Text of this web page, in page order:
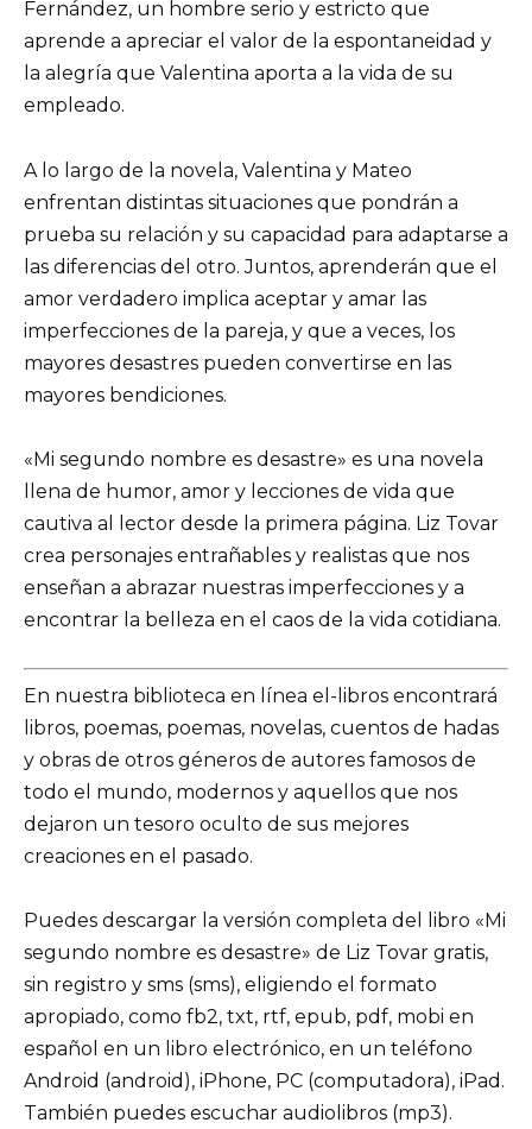
Fernández, un hombre serio y estricto que
aprende a apreciar el valor de la espontaneidad y
la alegría que Valentina aporta a la vida de su
empleado.
A lo largo de la novela, Valentina y Mateo
enfrentan distintas situaciones que pondrán a
prueba su relación y su capacidad para adaptarse a
las diferencias del otro. Juntos, aprenderán que el
amor verdadero implica aceptar y amar las
imperfecciones de la pareja, y que a veces, los
mayores desastres pueden convertirse en las
mayores bendiciones.
«Mi segundo nombre es desastre» es una novela
llena de humor, amor y lecciones de vida que
cautiva al lector desde la primera página. Liz Tovar
crea personajes entrañables y realistas que nos
enseñan a abrazar nuestras imperfecciones y a
encontrar la belleza en el caos de la vida cotidiana.
En nuestra biblioteca en línea el-libros encontrará
libros, poemas, poemas, novelas, cuentos de hadas
y obras de otros géneros de autores famosos de
todo el mundo, modernos y aquellos que nos
dejaron un tesoro oculto de sus mejores
creaciones en el pasado.
Puedes descargar la versión completa del libro «Mi
segundo nombre es desastre» de Liz Tovar gratis,
sin registro y sms (sms), eligiendo el formato
apropiado, como fb2, txt, rtf, epub, pdf, mobi en
español en un libro electrónico, en un teléfono
Android (android), iPhone, PC (computadora), iPad.
También puedes escuchar audiolibros (mp3).